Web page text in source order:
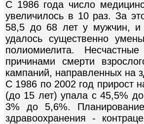
С 1986 года число
увеличилось в 10 раз. За
58,5 до 68 лет у мужчин, и
удалось существенно
полиомиелита.
причинами смерти
кампаний, направленных на
С 1986 по 2002 год прирост
(до 15 лет) упала с 45,5%
3% до 5,6%.
здравоохранения -